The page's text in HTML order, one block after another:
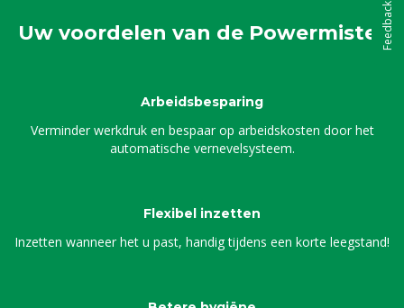
Uw voordelen van de Powermister
Arbeidsbesparing
Verminder werkdruk en bespaar op arbeidskosten door het
automatische vernevelsysteem.
Flexibel inzetten
Inzetten wanneer het u past, handig tijdens een korte leegstand!
Feedback